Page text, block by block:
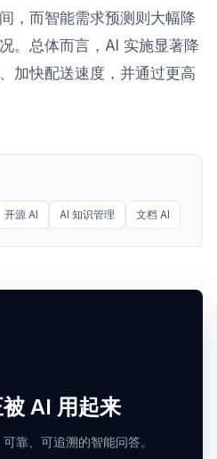
，而智能需求预测则大幅降
。总体而言，AI 实施显著降
加快配送速度，并通过更高
开源 AI AI 知识管理 文档 AI
AI 用起来
靠、可追溯的智能问答。